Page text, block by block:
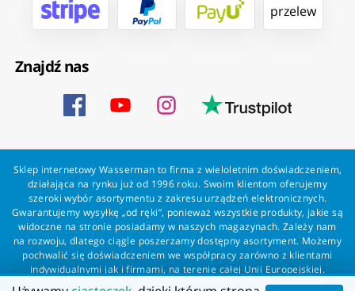
przelew
Znajdź nas
Sklep internetowy Wasserman to firma z wieloletnim doświadczeniem,
działająca na rynku już od 1996 roku. Swoim klientom oferujemy
szeroki wybór asortymentu z zakresu urządzeń elektronicznych.
Gwarantujemy wysyłkę „od ręki”, ponieważ wszystkie produkty, jakie są
widoczne na stronie posiadamy w naszych magazynach. Zależy nam
na rozwoju, dlatego ciągle poszerzamy dostępny asortyment. Możemy
pochwalić się doświadczeniem we współpracy zarówno z klientami
indywidualnymi jak i firmami, na terenie całej Unii Europejskiej.
Zapewniamy profesjonalną obsługę każdego klienta oraz szybką i